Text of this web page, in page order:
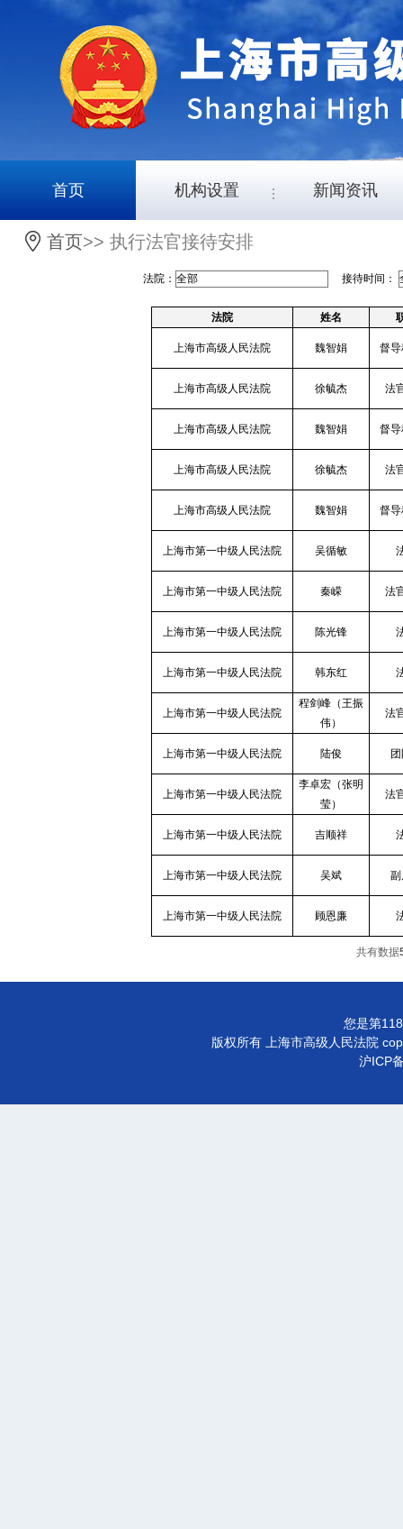
首页 机构设置 新闻资讯
首页>> 执行法官接待安排
法院： 接待时间：
法院 姓名
上海市高级人民法院 魏智娟 督
上海市高级人民法院 徐毓杰 法
上海市高级人民法院 魏智娟 督
上海市高级人民法院 徐毓杰 法
上海市高级人民法院 魏智娟 督
上海市第一中级人民法院 吴循敏
上海市第一中级人民法院 秦嵘 法
上海市第一中级人民法院 陈光锋
上海市第一中级人民法院 韩东红
上海市第一中级人民法院
程剑峰（王振
伟）
法
上海市第一中级人民法院 陆俊
上海市第一中级人民法院
李卓宏（张明
莹）
法
上海市第一中级人民法院 吉顺祥
上海市第一中级人民法院 吴斌
上海市第一中级人民法院 顾恩廉
共有数据
您是第
版权所有 上海市高级人民法院
沪ICP